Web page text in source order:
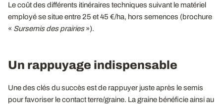
Le coût des différents itinéraires techniques suivant le matériel
employé se situe entre 25 et 45 €/ha, hors semences (brochure
« Sursemis des prairies»).
Un rappuyage indispensable
Une des clés du succès est de rappuyer juste après le semis
pour favoriser le contact terre/graine. La graine bénéficie ainsi au